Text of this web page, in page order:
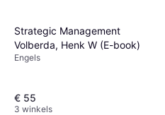
Strategic Management
Volberda, Henk W (E-book)
Engels
€ 55
3 winkels